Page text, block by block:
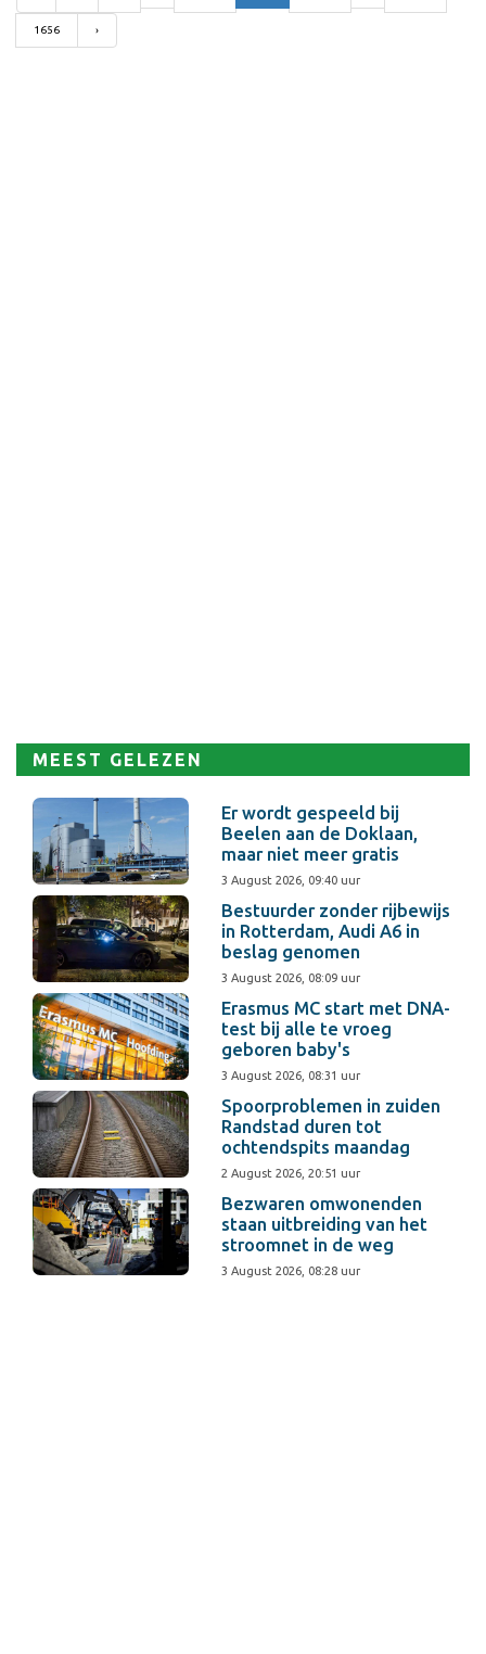
1656 ›
MEEST GELEZEN
Er wordt gespeeld bij
Beelen aan de Doklaan,
maar niet meer gratis
3 August 2026, 09:40 uur
Bestuurder zonder rijbewijs
in Rotterdam, Audi A6 in
beslag genomen
3 August 2026, 08:09 uur
Erasmus MC start met DNA-
test bij alle te vroeg
geboren baby's
3 August 2026, 08:31 uur
Spoorproblemen in zuiden
Randstad duren tot
ochtendspits maandag
2 August 2026, 20:51 uur
Bezwaren omwonenden
staan uitbreiding van het
stroomnet in de weg
3 August 2026, 08:28 uur